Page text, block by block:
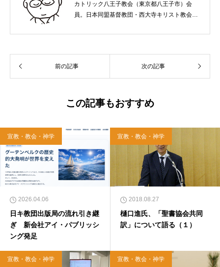
カトリック八王子教会（東京都八王子市）会
員。日本同盟基督教団・西大寺キリスト教会
れ。関西学院大学社会学部卒業。９０年代、い
て、雜賀編集工房として独立。
前の記事 次の記事
この記事もおすすめ
宣教・教会・神学
2026.04.06
日キ教団出版局の流れ引き継
ぎ 新会社アイ・パブリッシ
ング発足
宣教・教会・神学
2018.08.27
樋口進氏、「聖書協会共同
訳」について語る（１）
宣教・教会・神学 宣教・教会・神学